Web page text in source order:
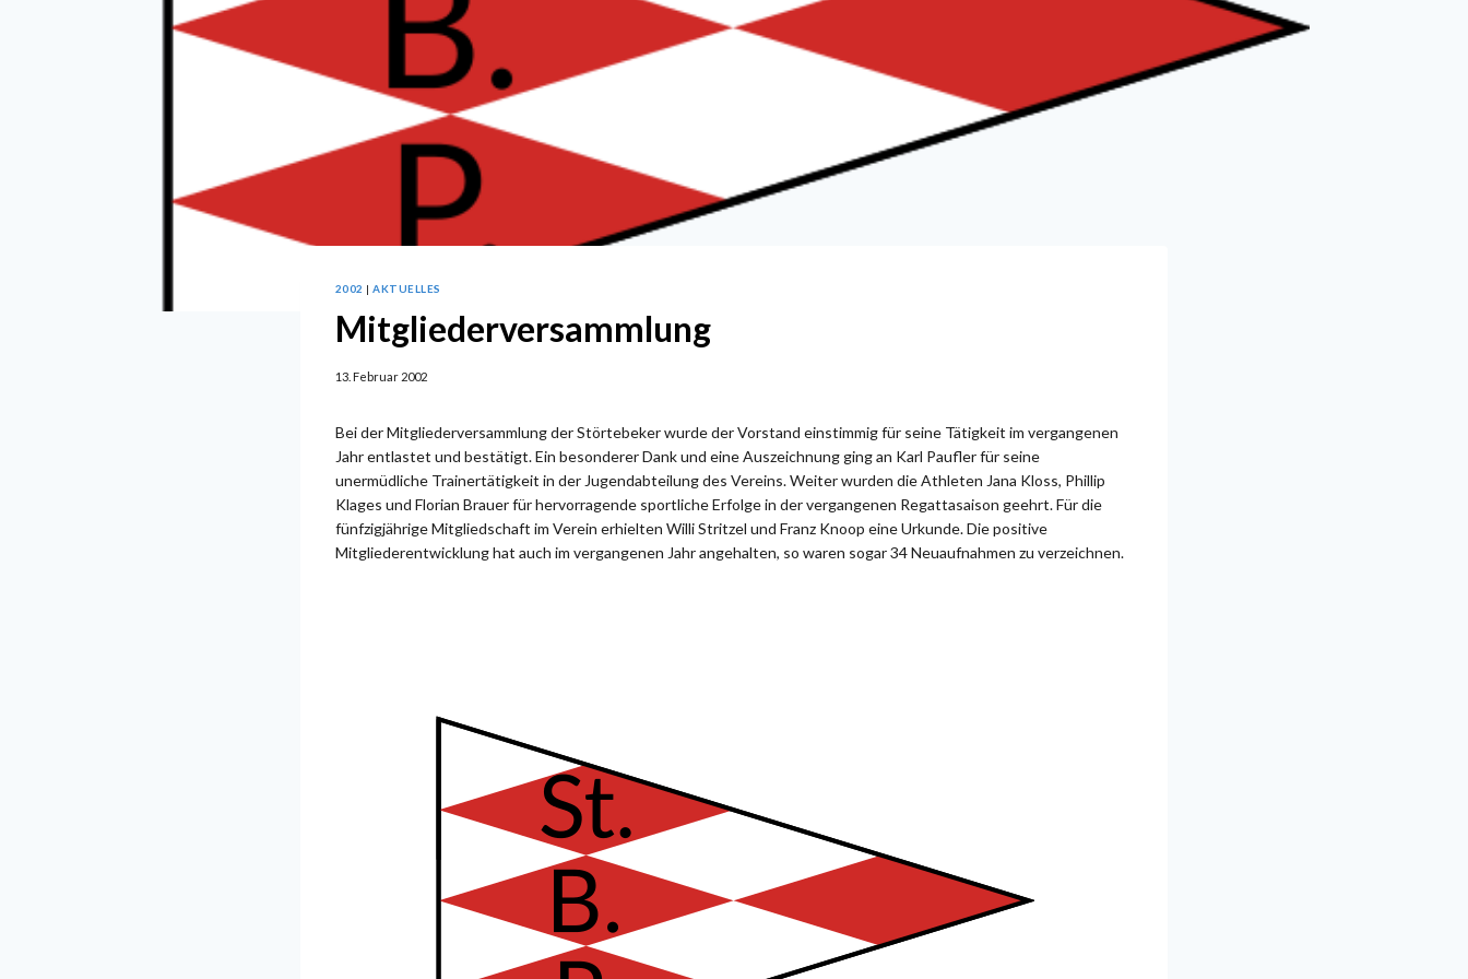
2002 |AKTUELLES
Mitgliederversammlung
13. Februar 2002
Bei der Mitgliederversammlung der Störtebeker wurde der Vorstand einstimmig für seine Tätigkeit im vergangenen
Jahr entlastet und bestätigt. Ein besonderer Dank und eine Auszeichnung ging an Karl Paufler für seine
unermüdliche Trainertätigkeit in der Jugendabteilung des Vereins. Weiter wurden die Athleten Jana Kloss, Phillip
Klages und Florian Brauer für hervorragende sportliche Erfolge in der vergangenen Regattasaison geehrt. Für die
fünfzigjährige Mitgliedschaft im Verein erhielten Willi Stritzel und Franz Knoop eine Urkunde. Die positive
Mitgliederentwicklung hat auch im vergangenen Jahr angehalten, so waren sogar 34 Neuaufnahmen zu verzeichnen.